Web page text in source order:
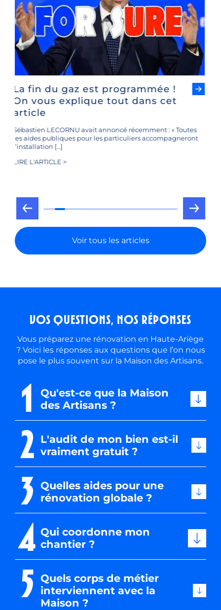
Un premier chantier terminé pour
la Maison des Artisans de la
rénovation (09)
Notre entreprise, Millaris Energies, est heureuse et fière de
vous présenter aujourd’hui le tout premier […]
Voir tous les articles
Vos questions, nos réponses
Vous préparez une rénovation en Haute-Ariège
? Voici les réponses aux questions que l’on nous
pose le plus souvent sur la Maison des Artisans.
1
Qu'est-ce que la Maison
des Artisans ?
2 L'audit de mon bien est-il
vraiment gratuit ?
3 Quelles aides pour une
rénovation globale ?
4 Qui coordonne mon
chantier ?
5 Quels corps de métier
interviennent avec la
Maison ?